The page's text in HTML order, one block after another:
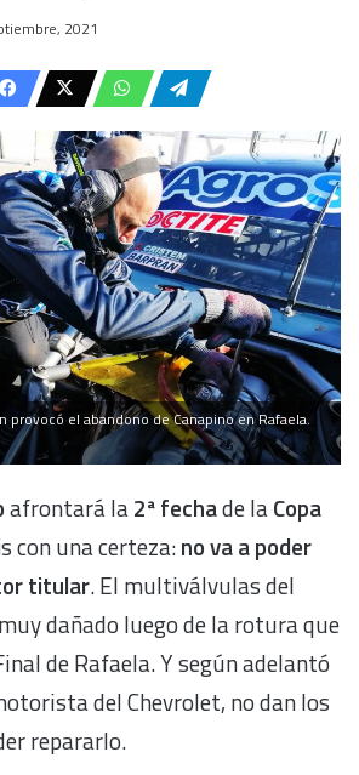
2021
provocó el abandono de Canapino en Rafaela.
afrontará la2ª fechade laCopa
s con una certeza:no va a poder
titular. El multiválvulas del
dañado luego de la rotura que
de Rafaela. Y según adelantó
del Chevrolet, no dan los
repararlo.